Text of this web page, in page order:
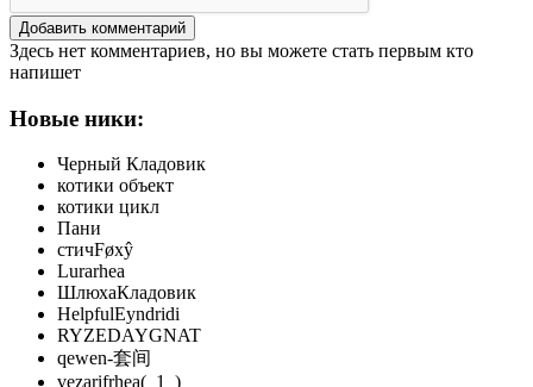
Добавить комментарий
Здесь нет комментариев, но вы можете стать первым кто
напишет
Новые ники:
Черный Кладовик
котики объект
котики цикл
Пани
стичFøxŷ
Lurarhea
ШлюхаКладовик
HelpfulEyndridi
RYZEDAYGNAT
qewen-套间
vezarifrhea(_1_)